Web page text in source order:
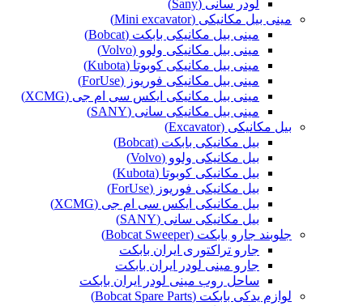
لودر سانی (Sany)
مینی بیل مکانیکی (Mini excavator)
مینی بیل مکانیکی بابکت (Bobcat)
مینی بیل مکانیکی ولوو (Volvo)
مینی بیل مکانیکی کوبوتا (Kubota)
مینی بیل مکانیکی فوریوز (ForUse)
مینی بیل مکانیکی ایکس سی ام جی (XCMG)
مینی بیل مکانیکی سانی (SANY)
بیل مکانیکی (Excavator)
بیل مکانیکی بابکت (Bobcat)
بیل مکانیکی ولوو (Volvo)
بیل مکانیکی کوبوتا (Kubota)
بیل مکانیکی فوریوز (ForUse)
بیل مکانیکی ایکس سی ام جی (XCMG)
بیل مکانیکی سانی (SANY)
جلوبند جارو بابکت (Bobcat Sweeper)
جارو تراکتوری ایران بابکت
جارو مینی لودر ایران بابکت
ساحل روب مینی لودر ایران بابکت
لوازم یدکی بابکت (Bobcat Spare Parts)